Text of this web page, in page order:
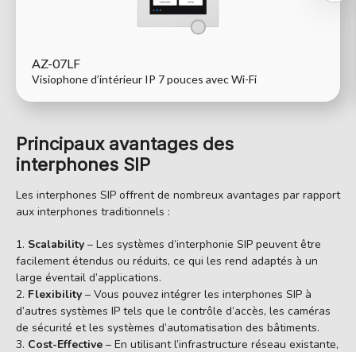
AZ-07LF
Visiophone d’intérieur IP 7 pouces avec Wi-Fi
Principaux avantages des
interphones SIP
Les interphones SIP offrent de nombreux avantages par rapport
aux interphones traditionnels :
Scalability – Les systèmes d’interphonie SIP peuvent être
facilement étendus ou réduits, ce qui les rend adaptés à un
large éventail d’applications.
Flexibility – Vous pouvez intégrer les interphones SIP à
d’autres systèmes IP tels que le contrôle d’accès, les caméras
de sécurité et les systèmes d’automatisation des bâtiments.
Cost-Effective – En utilisant l’infrastructure réseau existante,